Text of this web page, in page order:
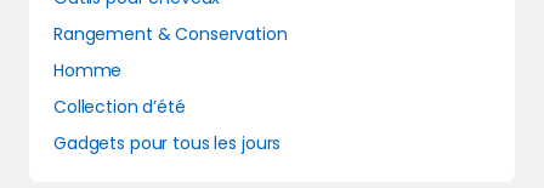
Rangement & Conservation
Homme
Collection d’été
Gadgets pour tous les jours